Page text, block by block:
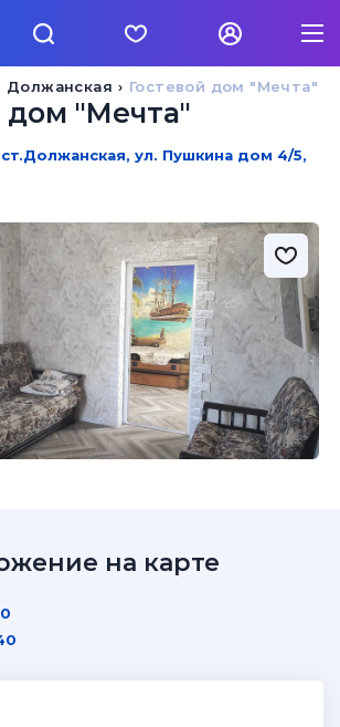
Гостевой дом "Мечта"
Должанская
дом "Мечта"
ул. Пушкина дом 4/5,
на карте